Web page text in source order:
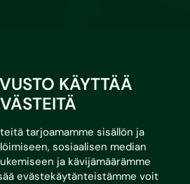
KÄYTTÄÄ
tarjoamamme sisällön ja
sosiaalisen median
ja kävijämäärämme
evästekäytänteistämme voit
ja usein
tarkoitetaan listausta
kunnossapito- ja